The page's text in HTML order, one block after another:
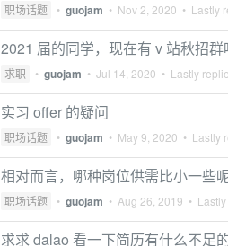
职场话题 • guojam • Nov 2, 2020 • Lastly
2021 届的同学，现在有 v 站秋招群
求职 • guojam • Jul 14, 2020 • Lastly
实习 offer 的疑问
职场话题 • guojam • May 9, 2020 • Lastly
相对而言，哪种岗位供需比小一些呢
职场话题 • guojam • Aug 26, 2019 •
求求 dalao 看一下简历有什么不足